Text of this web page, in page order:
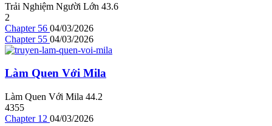
Trải Nghiệm Người Lớn 43.6
2
Chapter 56 04/03/2026
Chapter 55 04/03/2026
Làm Quen Với Mila
Làm Quen Với Mila 44.2
4355
Chapter 12 04/03/2026